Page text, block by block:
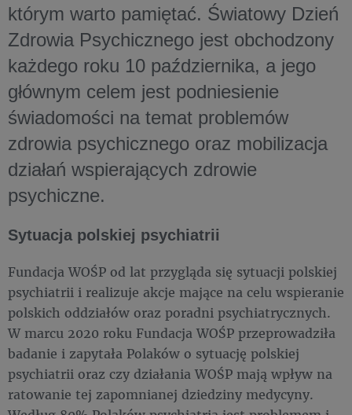
którym warto pamiętać. Światowy Dzień
Zdrowia Psychicznego jest obchodzony
każdego roku 10 października, a jego
głównym celem jest podniesienie
świadomości na temat problemów
zdrowia psychicznego oraz mobilizacja
działań wspierających zdrowie
psychiczne.
Sytuacja polskiej psychiatrii
Fundacja WOŚP od lat przygląda się sytuacji polskiej
psychiatrii i realizuje akcje mające na celu wspieranie
polskich oddziałów oraz poradni psychiatrycznych.
W marcu 2020 roku Fundacja WOŚP przeprowadziła
badanie i zapytała Polaków o sytuację polskiej
psychiatrii oraz czy działania WOŚP mają wpływ na
ratowanie tej zapomnianej dziedziny medycyny.